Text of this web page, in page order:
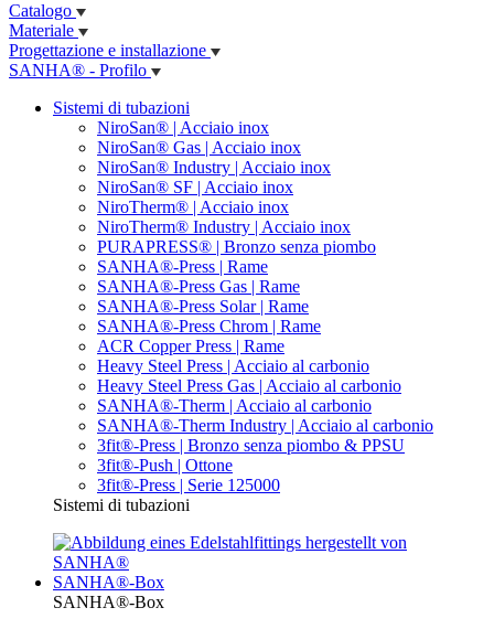
Catalogo
Materiale
Progettazione e installazione
SANHA® - Profilo
Sistemi di tubazioni
NiroSan® | Acciaio inox
NiroSan® Gas | Acciaio inox
NiroSan® Industry | Acciaio inox
NiroSan® SF | Acciaio inox
NiroTherm® | Acciaio inox
NiroTherm® Industry | Acciaio inox
PURAPRESS® | Bronzo senza piombo
SANHA®-Press | Rame
SANHA®-Press Gas | Rame
SANHA®-Press Solar | Rame
SANHA®-Press Chrom | Rame
ACR Copper Press | Rame
Heavy Steel Press | Acciaio al carbonio
Heavy Steel Press Gas | Acciaio al carbonio
SANHA®-Therm | Acciaio al carbonio
SANHA®-Therm Industry | Acciaio al carbonio
3fit®-Press | Bronzo senza piombo & PPSU
3fit®-Push | Ottone
3fit®-Press | Serie 125000
Sistemi di tubazioni
SANHA®-Box
SANHA®-Box